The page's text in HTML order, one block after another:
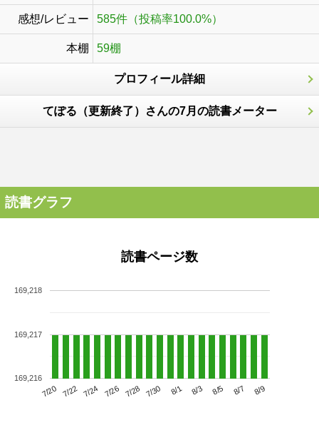
感想/レビュー 585件（投稿率100.0%）
本棚 59棚
プロフィール詳細
てぽる（更新終了）さんの7月の読書メーター
読書グラフ
読書ページ数
7/20 7/22 7/24 7/26 7/28 7/30 8/1 8/3 8/5 8/7 8/9
169,216
169,217
169,218